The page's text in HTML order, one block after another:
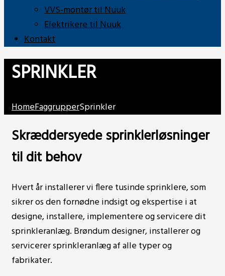
VVS-montør til Nuuk
Elektrikere til Nuuk
Kontakt
SPRINKLER
HomeFaggrupperSprinkler
Skræddersyede sprinklerløsninger
til dit behov
Hvert år installerer vi flere tusinde sprinklere, som
sikrer os den fornødne indsigt og ekspertise i at
designe, installere, implementere og servicere dit
sprinkleranlæg. Brøndum designer, installerer og
servicerer sprinkleranlæg af alle typer og
fabrikater.